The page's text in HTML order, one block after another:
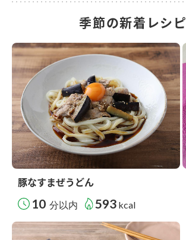
季節の新着レシピ
豚なすまぜうどん
10 分以内 593 kcal